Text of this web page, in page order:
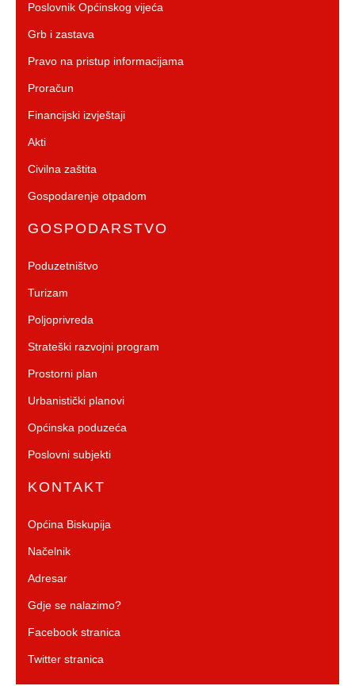
Poslovnik Općinskog vijeća
Grb i zastava
Pravo na pristup informacijama
Proračun
Financijski izvještaji
Akti
Civilna zaštita
Gospodarenje otpadom
GOSPODARSTVO
Poduzetništvo
Turizam
Poljoprivreda
Strateški razvojni program
Prostorni plan
Urbanistički planovi
Općinska poduzeća
Poslovni subjekti
KONTAKT
Općina Biskupija
Načelnik
Adresar
Gdje se nalazimo?
Facebook stranica
Twitter stranica